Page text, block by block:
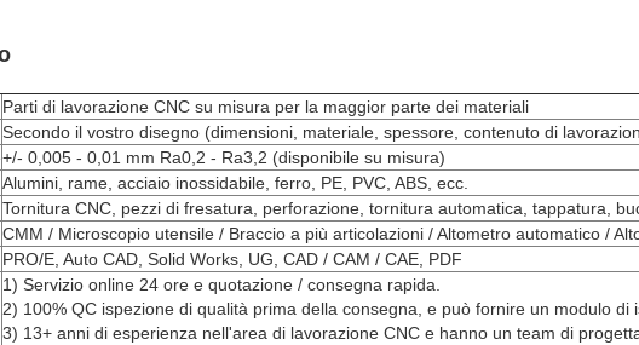
Parti di lavorazione CNC su misura per la maggior parte dei materiali
Secondo il vostro disegno (dimensioni, materiale, spessore, contenuto di
+/- 0,005 - 0,01 mm Ra0,2 - Ra3,2 (disponibile su misura)
Alumini, rame, acciaio inossidabile, ferro, PE, PVC, ABS, ecc.
Tornitura CNC, pezzi di fresatura, perforazione, tornitura automatica, tappatura,
CMM / Microscopio utensile / Braccio a più articolazioni / Altometro automatico /
PRO/E, Auto CAD, Solid Works, UG, CAD / CAM / CAE, PDF
1) Servizio online 24 ore e quotazione / consegna rapida.
2) 100% QC ispezione di qualità prima della consegna, e può fornire un modulo di
3) 13+ anni di esperienza nell'area di lavorazione CNC e hanno un team di